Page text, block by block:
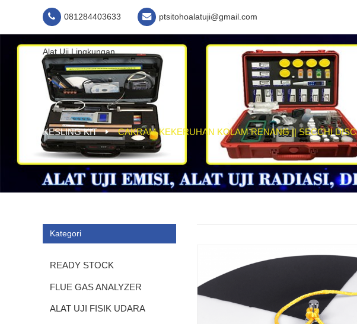
081284403633 ptsitohoalatuji@gmail.com
Alat Uji Lingkungan
KESLING KIT CAKRAM KEKERUHAN KOLAM RENANG || SECCHI DISC
Kategori
READY STOCK
FLUE GAS ANALYZER
ALAT UJI FISIK UDARA